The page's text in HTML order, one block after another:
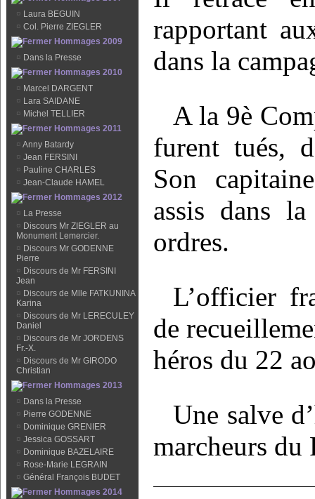
¤ Laura BEGUIN
¤ Col. Pierre ZIEGLER
Hommages 2009
¤ Dans la Presse
Hommages 2010
¤ Marcel DARGENT
¤ Lara SAIDANE
¤ Michel TELLIER
Hommages 2011
¤ Anny Batardy
¤ Jean FERSINI
¤ Pauline CHARLES
¤ Jean-Claude HAMEL
Hommages 2012
¤ La Presse
¤ Discours Mr ZIEGLER au
Monument Lemercier.
¤ Discours Mr GODENNE
Pierre
¤ Discours de Mr FERSINI
Jean
¤ Discours de Mlle FATKUNINA
Karina
¤ Discours de Mr LERECULEY
Daniel
¤ Discours de Mr JORDENS
Fr.-X.
¤ Discours de Mr GIRODO
Christian
Hommages 2013
¤ Dans la Presse
¤ Pierre GODENNE
¤ Dominique GRENIER
¤ Jessica GOSSART
¤ Dominique BAZELAIRE
¤ Rose-Marie LEGRAIN
¤ Général François BUDET
Hommages 2014
rapportant
dans la
A la 9è
furent tués,
Son
assis dans
ordres.
L’officier
de
héros du 22
Une salve
marcheurs du